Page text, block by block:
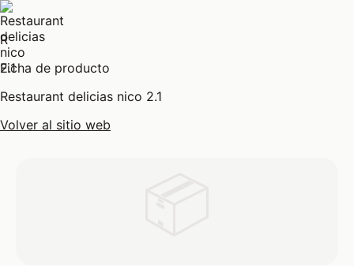
R
Ficha de producto
Restaurant delicias nico 2.1
Volver al sitio web